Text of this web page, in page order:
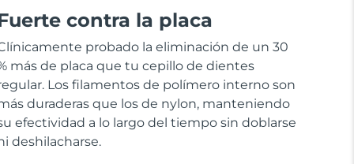
contra la placa
probado la eliminación de un 30
más de placa que tu cepillo de dientes
Los filamentos de polímero interno son
duraderas que los de nylon, manteniendo
efectividad a lo largo del tiempo sin doblarse
deshilacharse.